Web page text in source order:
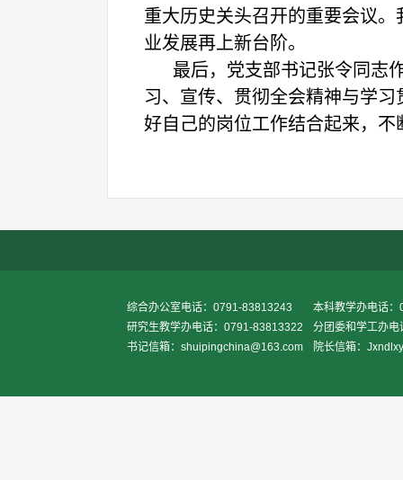
重大历史关头召开的重要会议
业发展再上新台阶。
最后，党支部书记张令同志
习、宣传、贯彻全会精神与学习
好自己的岗位工作结合起来，
综合办公室电话：0791-83813243
本科教学办电话
研究生教学办电话：0791-83813322
分团委和学工办
书记信箱：shuipingchina@163.com
院长信箱：